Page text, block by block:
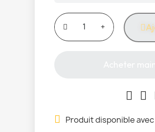
Produit disponible